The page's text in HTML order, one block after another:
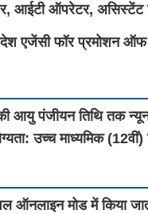
आईटी ऑपरेटर, असिस्टेंट
एजेंसी फॉर प्रमोशन ऑफ
आयु पंजीयन तिथि तक
उच्च माध्यमिक (12वीं)
ऑनलाइन मोड में किया